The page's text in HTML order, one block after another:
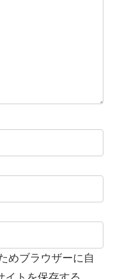
めブラウザーに自